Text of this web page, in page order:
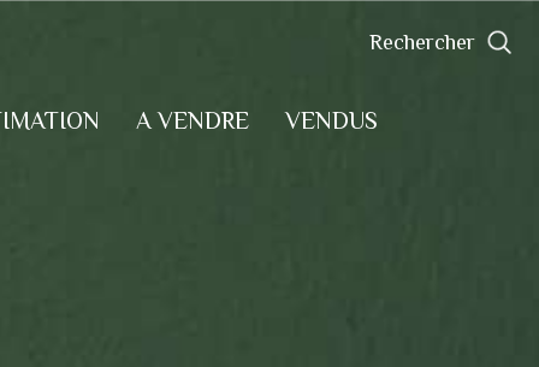
rechercher
A VENDRE VENDUS